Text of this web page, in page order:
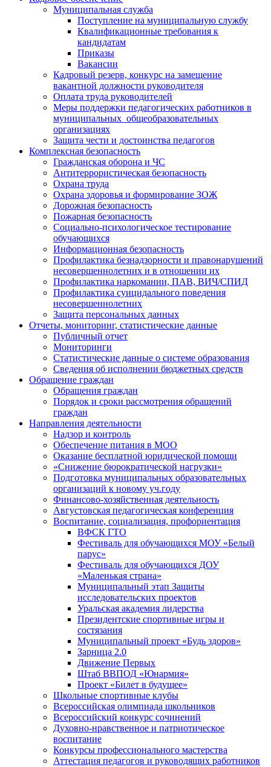
Муниципальная служба
Поступление на муниципальную службу
Квалификационные требования к
кандидатам
Приказы
Вакансии
Кадровый резерв, конкурс на замещение
вакантной должности руководителя
Оплата труда руководителей
Меры поддержки педагогических работников в
муниципальных общеобразовательных
организациях
Защита чести и достоинства педагогов
Комплексная безопасность
Гражданская оборона и ЧС
Антитеррористическая безопасность
Охрана труда
Охрана здоровья и формирование ЗОЖ
Дорожная безопасность
Пожарная безопасность
Социально-психологическое тестирование
обучающихся
Информационная безопасность
Профилактика безнадзорности и правонарушений
несовершеннолетних и в отношении их
Профилактика наркомании, ПАВ, ВИЧ/СПИД
Профилактика суицидального поведения
несовершеннолетних
Защита персональных данных
Отчеты, мониторинг, статистические данные
Публичный отчет
Мониторинги
Статистические данные о системе образования
Сведения об исполнении бюджетных средств
Обращение граждан
Обращения граждан
Порядок и сроки рассмотрения обращений
граждан
Направления деятельности
Надзор и контроль
Обеспечение питания в МОО
Оказание бесплатной юридической помощи
«Снижение бюрократической нагрузки»
Подготовка муниципальных образовательных
организаций к новому уч.году
Финансово-хозяйственная деятельность
Августовская педагогическая конференция
Воспитание, социализация, профориентация
ВФСК ГТО
Фестиваль для обучающихся МОУ «Белый
парус»
Фестиваль для обучающихся ДОУ
«Маленькая страна»
Муниципальный этап Защиты
исследовательских проектов
Уральская академия лидерства
Президентские спортивные игры и
состязания
Муниципальный проект «Будь здоров»
Зарница 2.0
Движение Первых
Штаб ВВПОД «Юнармия»
Проект «Билет в будущее»
Школьные спортивные клубы
Всероссийская олимпиада школьников
Всероссийский конкурс сочинений
Духовно-нравственное и патриотическое
воспитание
Конкурсы профессионального мастерства
Аттестация педагогов и руководящих работников